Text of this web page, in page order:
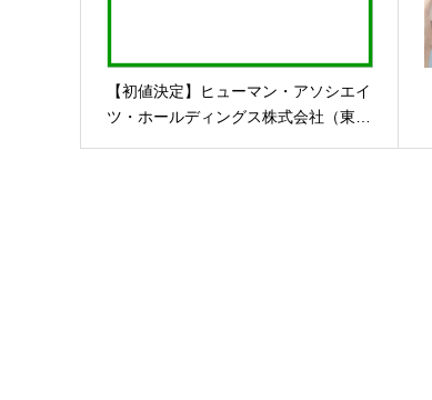
【初値決定】ヒューマン・アソシエイ
ツ・ホールディングス株式会社（東…